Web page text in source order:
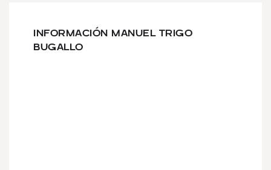
INFORMACIÓN MANUEL TRIGO
BUGALLO